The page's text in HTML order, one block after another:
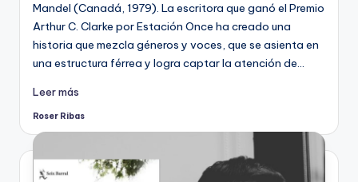
Mandel (Canadá, 1979). La escritora que ganó el Premio
Arthur C. Clarke por Estación Once ha creado una
historia que mezcla géneros y voces, que se asienta en
una estructura férrea y logra captar la atención de…
Leer más
Publicado
por
Roser Ribas